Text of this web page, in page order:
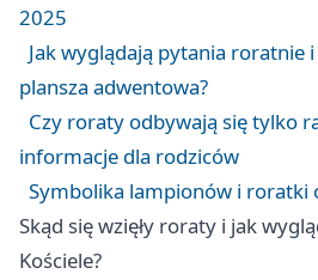
2025
Jak wyglądają pytania roratnie i
plansza adwentowa?
Czy roraty odbywają się tylko
informacje dla rodziców
Symbolika lampionów i roratki
Skąd się wzięły roraty i jak
Kościele?